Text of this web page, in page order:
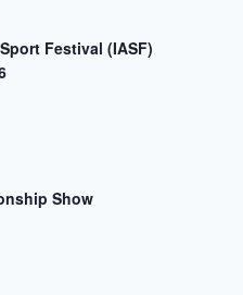
Festival (IASF)
Show